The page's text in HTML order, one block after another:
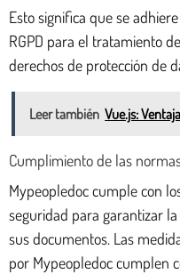
Esto significa que se
RGPD para el tratamiento
derechos de protección de
Leer también Vue.js:
Cumplimiento de las
Mypeopledoc cumple con
seguridad para garantizar
sus documentos. Las
por Mypeopledoc cumplen